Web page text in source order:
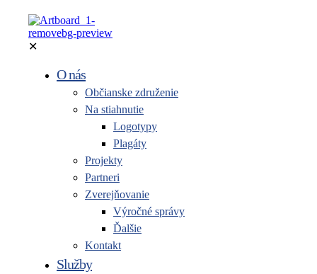
✕
O nás
Občianske združenie
Na stiahnutie
Logotypy
Plagáty
Projekty
Partneri
Zverejňovanie
Výročné správy
Ďalšie
Kontakt
Služby